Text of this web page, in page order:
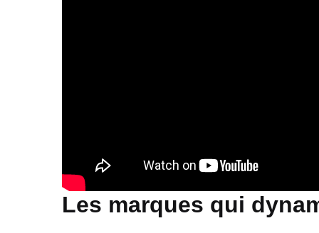
Les marques qui